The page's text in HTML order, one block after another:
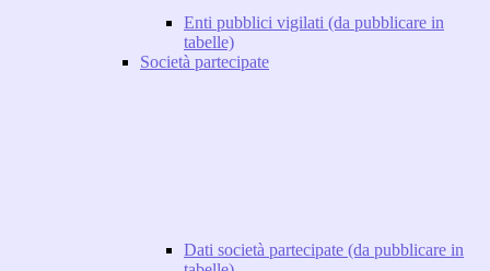
Enti pubblici vigilati (da pubblicare in
tabelle)
Società partecipate
Dati società partecipate (da pubblicare in